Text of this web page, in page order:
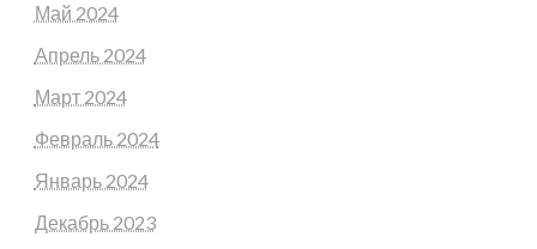
Май 2024
Апрель 2024
Март 2024
Февраль 2024
Январь 2024
Декабрь 2023